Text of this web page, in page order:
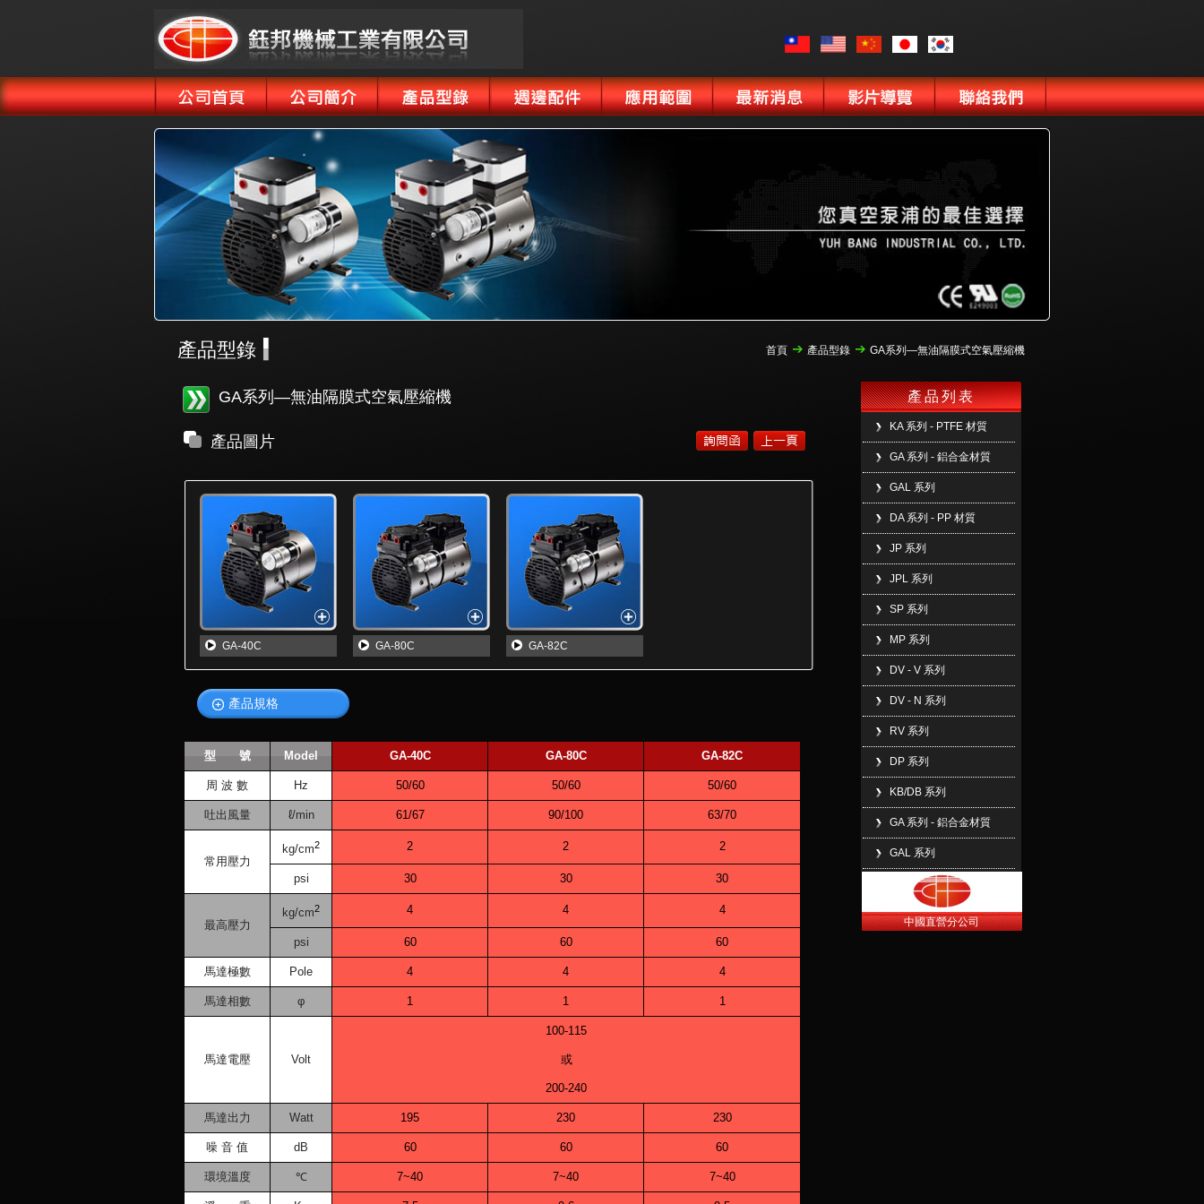
產品型錄 GA系列—無油隔膜式空氣壓縮機
產品型錄
首頁
GA系列—無油隔膜式空氣壓縮機
產品圖片
GA-40C GA-80C GA-82C
產品規格
型 號 Model GA-40C GA-80C GA-82C
周 波 數 Hz 50/60 50/60 50/60
吐出風量 ℓ/min 61/67 90/100 63/70
常用壓力
kg/cm2 2 2 2
psi 30 30 30
最高壓力
kg/cm2 4 4 4
psi 60 60 60
馬達極數 Pole 4 4 4
馬達相數 φ 1 1 1
馬達電壓 Volt
100-115
或
200-240
馬達出力 Watt 195 230 230
噪 音 值 dB 60 60 60
環境溫度 ℃ 7~40 7~40 7~40
產品列表
KA 系列 - PTFE 材質
GA 系列 - 鋁合金材質
GAL 系列
DA 系列 - PP 材質
JP 系列
JPL 系列
SP 系列
MP 系列
DV - V 系列
DV - N 系列
RV 系列
DP 系列
KB/DB 系列
GA 系列 - 鋁合金材質
GAL 系列
中國直營分公司